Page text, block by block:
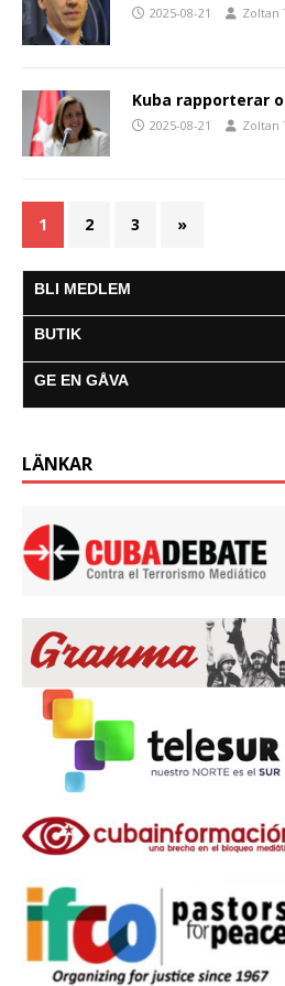
2025-08-21 Zoltan
Kuba rapporterar
2025-08-21 Zoltan
1 2 3 »
BLI MEDLEM
BUTIK
GE EN GÅVA
LÄNKAR